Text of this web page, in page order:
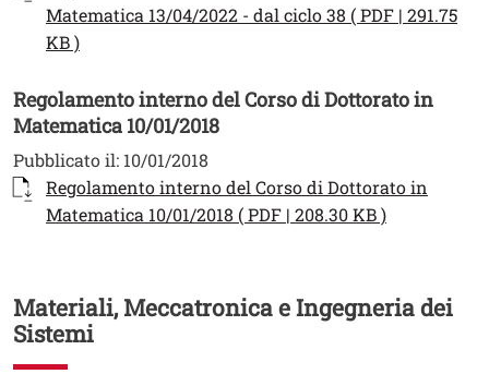
Matematica 13/04/2022 - dal ciclo 38 ( PDF | 291.75
KB )Apri il link in una nuova finestra
Regolamento interno del Corso di Dottorato in
Matematica 10/01/2018
Pubblicato il: 10/01/2018
Documento
Regolamento interno del Corso di Dottorato in
Matematica 10/01/2018 ( PDF | 208.30 KB )Apri il link
Materiali, Meccatronica e Ingegneria dei
Sistemi